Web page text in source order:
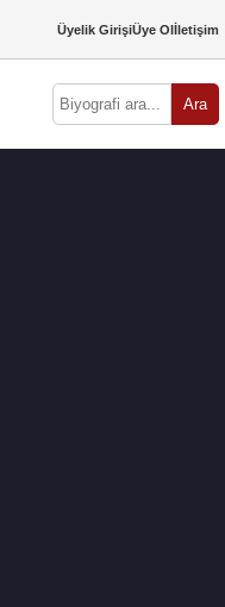
Üyelik GirişiÜye Olİletişim
Ara